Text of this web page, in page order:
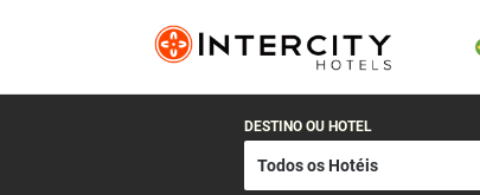
DESTINO OU HOTEL